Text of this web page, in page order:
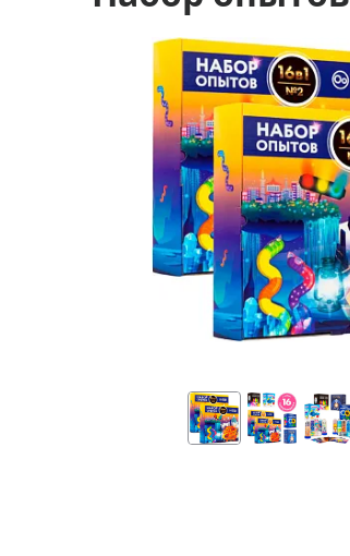
Монокуляры
Приборы ночного видения
Тепловизоры
Прицелы
Фотогаджеты
Метеостанции, барометры,
Discovery (Дискавери)
Астропланетарии
Подарки